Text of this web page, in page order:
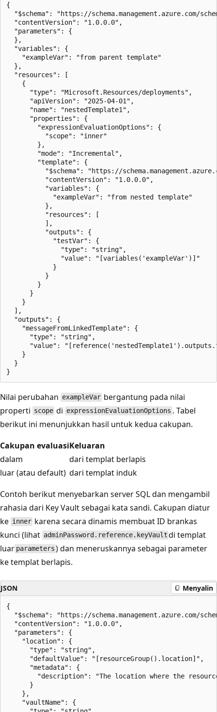
{
"$schema": "https://schema.management.azure.com/
  "contentVersion": "1.0.0.0",
  "parameters": {
  },
  "variables": {
    "exampleVar": "from parent template"
  },
  "resources": [
    {
      "type": "Microsoft.Resources/deployments",
      "apiVersion": "2025-04-01",
      "name": "nestedTemplate1",
      "properties": {
        "expressionEvaluationOptions": {
          "scope": "inner"
        },
        "mode": "Incremental",
        "template": {
"$schema": "https://
          "contentVersion": "1.0.0.0",
          "variables": {
            "exampleVar": "from nested template"
          },
          "resources": [
          ],
          "outputs": {
            "testVar": {
              "type": "string",
              "value": "[variables('exampleVar')]"
            }
          }
        }
      }
    }
  ],
  "outputs": {
    "messageFromLinkedTemplate": {
      "type": "string",
"value":
    }
  }
Nilai perubahan exampleVar bergantung pada nilai
properti scope di expressionEvaluationOptions . Tabel
berikut ini menunjukkan hasil untuk kedua cakupan.
Cakupan evaluasiKeluaran
dalam
dari templat berlapis
luar (atau default) dari templat induk
Contoh berikut menyebarkan server SQL dan mengambil
rahasia dari Key Vault sebagai kata sandi. Cakupan diatur
ke inner karena secara dinamis membuat ID brankas
kunci (lihat adminPassword.reference.keyVault di templat
luar parameters ) dan meneruskannya sebagai parameter
ke templat berlapis.
JSON Menyalin
{
"$schema": "https://schema.management.azure.com/
  "contentVersion": "1.0.0.0",
  "parameters": {
    "location": {
      "type": "string",
      "defaultValue": "[resourceGroup().location]",
      "metadata": {
"description": "The location where the
      }
    },
    "vaultName": {